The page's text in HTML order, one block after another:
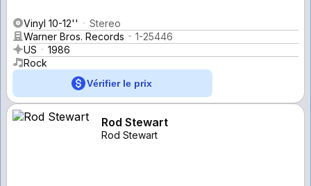
Vinyl 10-12''
Stereo
Warner Bros. Records
1-25446
US
1986
Rock
Vérifier le prix
Rod Stewart
Rod Stewart